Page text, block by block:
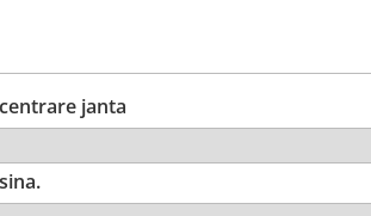
janta